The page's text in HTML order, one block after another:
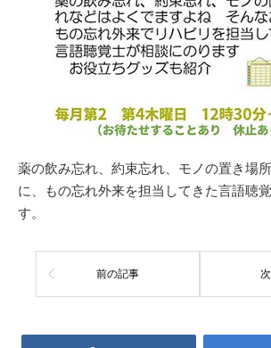
薬の飲み忘れ、約束忘れ、モノの置き場
に、もの忘れ外来を担当してきた言語聴
す。
前の記事